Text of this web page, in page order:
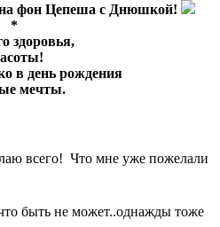
фон Цепеша с Днюшкой!
здоровья,
в день рождения
мечты.
всего! Что мне уже пожелали
быть не может..однажды тоже